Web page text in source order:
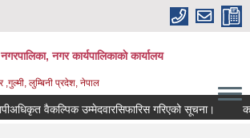
नगर कार्यपालिकाकाे कार्यालय
,गुल्मी, लुम्बिनी प्रदेश, नेपाल
वैकल्पिक उम्मेदवारसिफारिस गरिएको सूचना।